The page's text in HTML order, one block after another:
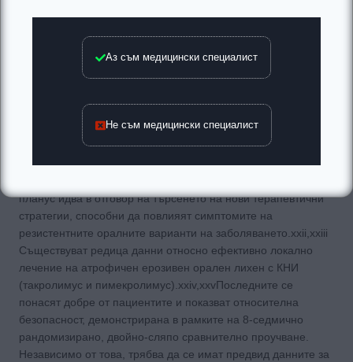
0,03% маз при витилиго.xxi В повечето проучвания
препаратът е прилаган два пъти дневно, при средна
продължителност на лечението 5,2 месеца (2 до 18
третираните пациенти.
планус идва в отговор на търсенето на нови терапевтични
стратегии, способни да повлияят симптомите на
резистентните оралните варианти на заболяването.xxii,xxiii
Съществуват редица данни относно ефективно локално
лечение на атрофичен ерозивен орален лихен с КНИ
(такролимус и пимекролимус).xxiv,xxvПоследните се
понасят добре от пациентите и показват относителна
безопасност, демонстрирана в рамките на 8-седмично
рандомизирано, двойно-сляпо сравнително проучване.
Независимо от това, трябва да се имат предвид данните за
Аз съм медицински специалист
Не съм медицински специалист